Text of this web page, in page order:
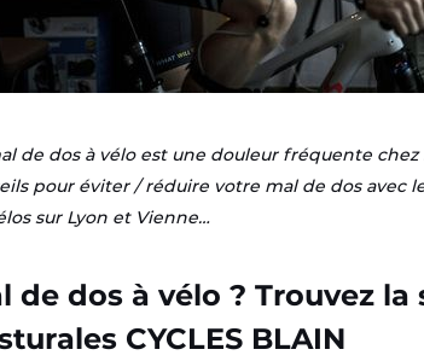
de dos à vélo est une douleur fréquente
pour éviter / réduire votre mal de dos avec
sur Lyon et Vienne…
de dos à vélo ? Trouvez
CYCLES BLAIN